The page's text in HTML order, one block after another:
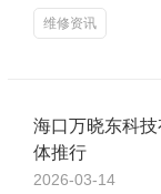
维修资讯
海口万晓东科
体推行
2026-03-14